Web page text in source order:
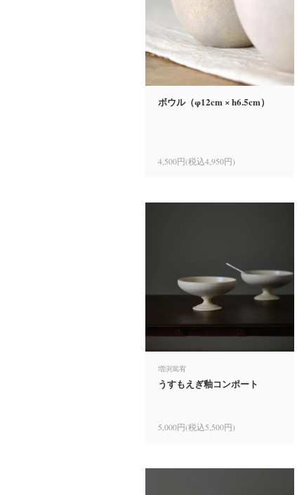
ボウル（φ12cm × h6.5cm）
4,500円(税込4,950円)
増渕篤宥
うすもえぎ釉コンポート
5,000円(税込5,500円)